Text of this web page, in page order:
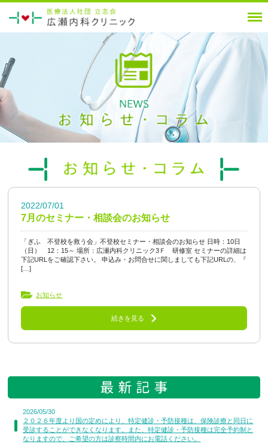
2022/07/01
7月のセミナー・相談会のお知らせ
「ぎふ 不登校を救う会」不登校セミナー・相談会のお知らせ 日時：10日
（日） 12：15～ 場所：広瀬内科クリニック3Ｆ 研修室 セミナーの詳細は
下記URLをご確認下さい。 申込み・お問合せに関しましても下記URLの、『
[…]
お知らせ
続きを見る
2026/05/30
２０２６年度より国の定めにより、特定健診・予防接種は、保険診療と同日に
受診することができなくなります。また、特定健診・予防接種は完全予約制と
なりますので、ご希望の方は診察時間内にお電話ください。